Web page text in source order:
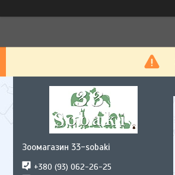
Зоомагазин 33-sobaki
+380 (93) 062-26-25